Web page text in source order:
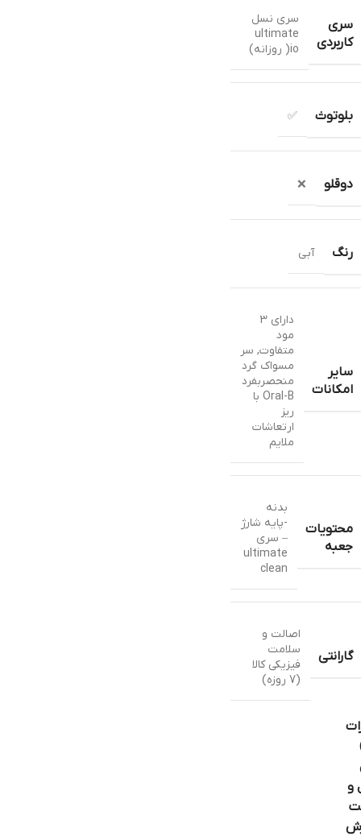
سری
کاربردی
سری نسل
ultimate
io( روزانه)
بلوتوث ✅
دوقلو ❌
رنگ آبی
سایر
امکانات
دارای 3
مود
متفاوت, سر
مسواک گرد
منحصربفرد
Oral-B با
ریز
ارتعاشات
ملایم
محتویات
جعبه
بدنه
-پایه شارژ
– سری
ultimate
clean
گارانتی
اصالت و
سلامت
فیزیکی کالا
(7 روزه)
و